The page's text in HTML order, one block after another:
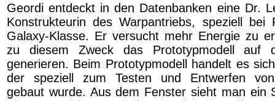
Geordi entdeckt in den Datenbanken eine Dr.
Konstrukteurin des Warpantriebs, speziell bei
Galaxy-Klasse. Er versucht mehr Energie zu
zu diesem Zweck das Prototypmodell auf
generieren. Beim Prototypmodell handelt es
der speziell zum Testen und Entwerfen von
gebaut wurde. Aus dem Fenster sieht man ein